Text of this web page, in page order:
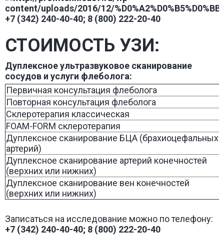
+7 (342) 240-40-40; 8 (800) 222-20-40
СТОИМОСТЬ УЗИ:
Дуплексное ультразвуковое сканирование
сосудов и услуги флеболога:
Первичная консультация флеболога
Повторная консультация флеболога
Склеротерапия классическая
FOAM-FORM склеротерапия
Дуплексное сканирование БЦА (брахиоцефальных
артерий)
Дуплексное сканирование артерий конечностей
(верхних или нижних)
Дуплексное сканирование вен конечностей
(верхних или нижних)
Записаться на исследование можно по телефону:
+7 (342) 240-40-40; 8 (800) 222-20-40